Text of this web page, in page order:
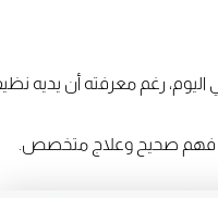
رغم معرفته أن يديه
فهم صحيح وعلاج متخصص.